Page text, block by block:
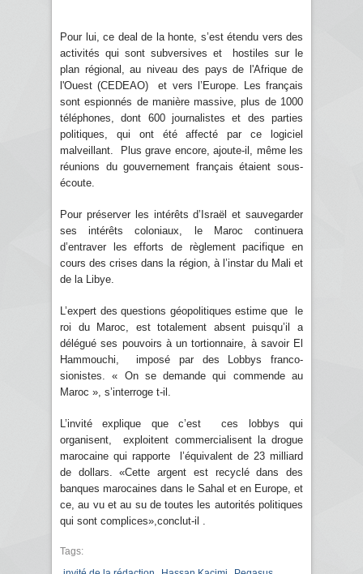
Pour lui, ce deal de la honte, s’est étendu vers des
activités qui sont subversives et hostiles sur le
plan régional, au niveau des pays de l'Afrique de
l'Ouest (CEDEAO) et vers l’Europe. Les français
sont espionnés de manière massive, plus de 1000
téléphones, dont 600 journalistes et des parties
politiques, qui ont été affecté par ce logiciel
malveillant. Plus grave encore, ajoute-il, même les
réunions du gouvernement français étaient sous-
écoute.
Pour préserver les intérêts d’Israël et sauvegarder
ses intérêts coloniaux, le Maroc continuera
d’entraver les efforts de règlement pacifique en
cours des crises dans la région, à l’instar du Mali et
de la Libye.
L’expert des questions géopolitiques estime que le
roi du Maroc, est totalement absent puisqu’il a
délégué ses pouvoirs à un tortionnaire, à savoir El
Hammouchi, imposé par des Lobbys franco-
sionistes. « On se demande qui commende au
Maroc », s’interroge t-il.
L’invité explique que c’est ces lobbys qui
organisent, exploitent commercialisent la drogue
marocaine qui rapporte l’équivalent de 23 milliard
de dollars. «Cette argent est recyclé dans des
banques marocaines dans le Sahal et en Europe, et
ce, au vu et au su de toutes les autorités politiques
qui sont complices»,conclut-il .
Tags: